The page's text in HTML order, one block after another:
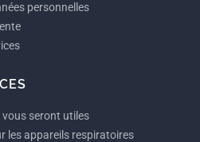
personnelles
vous seront utiles
les appareils respiratoires